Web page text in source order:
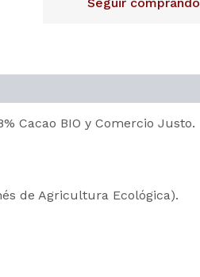
Cacao BIO y Comercio Justo.
de Agricultura Ecológica).